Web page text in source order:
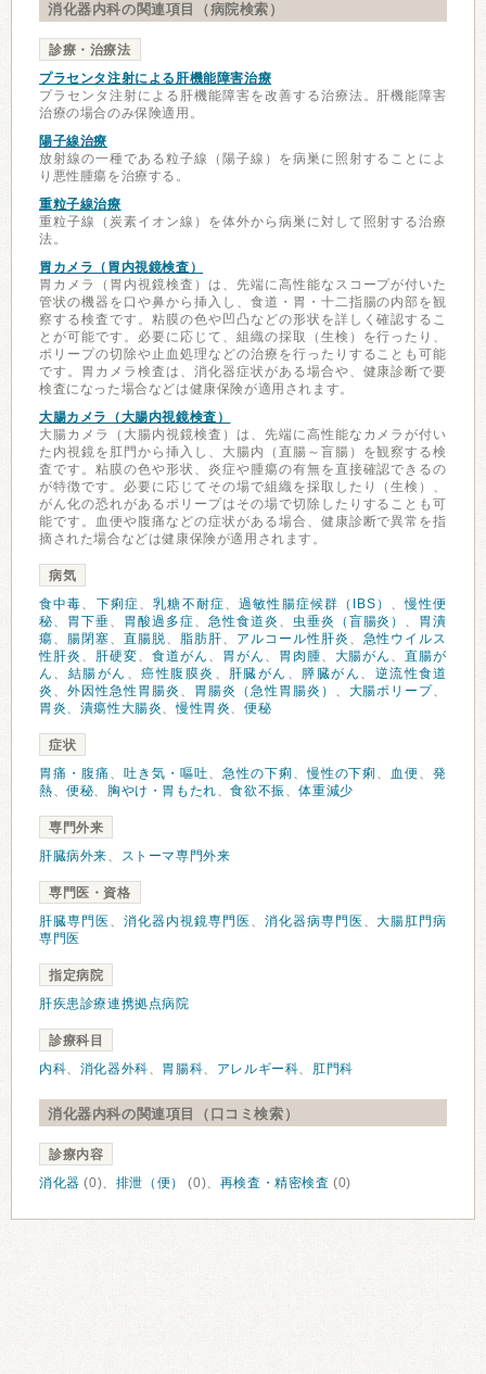
消化器内科の関連項目（病院検索）
診療・治療法
プラセンタ注射による肝機能障害治療
プラセンタ注射による肝機能障害を改善する治療法。肝機能障害
治療の場合のみ保険適用。
陽子線治療
放射線の一種である粒子線（陽子線）を病巣に照射することによ
り悪性腫瘍を治療する。
重粒子線治療
重粒子線（炭素イオン線）を体外から病巣に対して照射する治療
法。
胃カメラ（胃内視鏡検査）
胃カメラ（胃内視鏡検査）は、先端に高性能なスコープが付いた
管状の機器を口や鼻から挿入し、食道・胃・十二指腸の内部を観
察する検査です。粘膜の色や凹凸などの形状を詳しく確認するこ
とが可能です。必要に応じて、組織の採取（生検）を行ったり、
ポリープの切除や止血処理などの治療を行ったりすることも可能
です。胃カメラ検査は、消化器症状がある場合や、健康診断で要
検査になった場合などは健康保険が適用されます。
大腸カメラ（大腸内視鏡検査）
大腸カメラ（大腸内視鏡検査）は、先端に高性能なカメラが付い
た内視鏡を肛門から挿入し、大腸内（直腸～盲腸）を観察する検
査です。粘膜の色や形状、炎症や腫瘍の有無を直接確認できるの
が特徴です。必要に応じてその場で組織を採取したり（生検）、
がん化の恐れがあるポリープはその場で切除したりすることも可
能です。血便や腹痛などの症状がある場合、健康診断で異常を指
摘された場合などは健康保険が適用されます。
病気
食中毒、 下痢症、乳糖不耐症、過敏性腸症候群（IBS） 、慢性便
秘、 胃下垂、 胃酸過多症、 急性食道炎 、 虫垂炎（盲腸炎） 、 胃潰
瘍、 腸閉塞、 直腸脱、 脂肪肝、 アルコール性肝炎 、 急性ウイルス
性肝炎 、 肝硬変、 食道がん 、 胃がん 、 胃肉腫、 大腸がん 、直腸が
ん 、 結腸がん 、癌性腹膜炎 、 肝臓がん 、 膵臓がん 、 逆流性食道
炎 、 外因性急性胃腸炎 、 胃腸炎（急性胃腸炎） 、 大腸ポリープ、
胃炎、 潰瘍性大腸炎、慢性胃炎、便秘
症状
胃痛・腹痛 、 吐き気・嘔吐、 急性の下痢 、慢性の下痢 、 血便、発
熱、便秘、 胸やけ・胃もたれ、食欲不振 、体重減少
専門外来
肝臓病外来、 ストーマ専門外来
専門医・資格
肝臓専門医 、 消化器内視鏡専門医 、 消化器病専門医 、大腸肛門病
専門医
指定病院
肝疾患診療連携拠点病院
診療科目
内科、 消化器外科、 胃腸科、 アレルギー科、 肛門科
消化器内科の関連項目（口コミ検索）
診療内容
消化器 (0)、 排泄（便） (0)、 再検査・精密検査 (0)